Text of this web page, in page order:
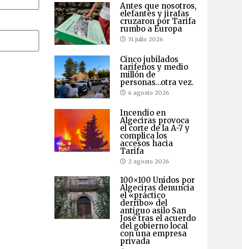
Antes que nosotros,
elefantes y jirafas
cruzaron por Tarifa
rumbo a Europa
31 julio 2026
Cinco jubilados
tarifeños y medio
millón de
personas…otra vez.
4 agosto 2026
Incendio en
Algeciras provoca
el corte de la A-7 y
complica los
accesos hacia
Tarifa
2 agosto 2026
100×100 Unidos por
Algeciras denuncia
el «práctico
derribo» del
antiguo asilo San
José tras el acuerdo
del gobierno local
con una empresa
privada